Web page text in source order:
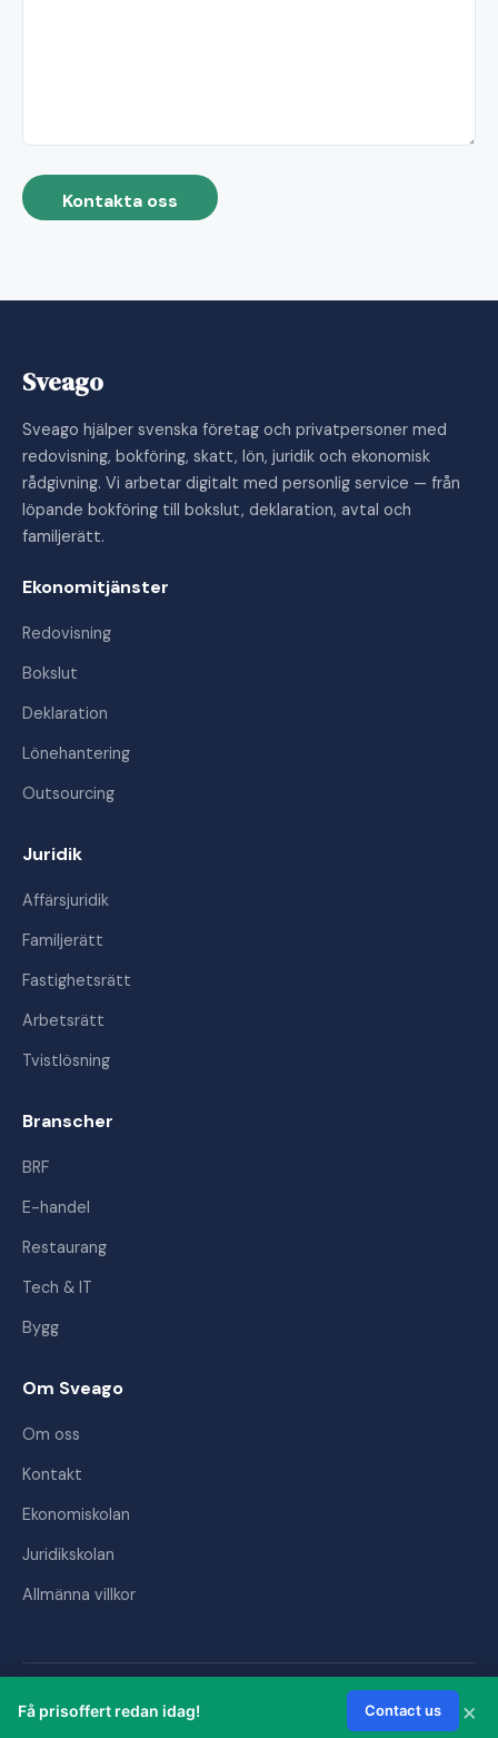
Kontakta oss
Sveago
Sveago hjälper svenska företag och privatpersoner med
redovisning, bokföring, skatt, lön, juridik och ekonomisk
rådgivning. Vi arbetar digitalt med personlig service — från
löpande bokföring till bokslut, deklaration, avtal och
familjerätt.
Ekonomitjänster
Redovisning
Bokslut
Deklaration
Lönehantering
Outsourcing
Juridik
Affärsjuridik
Familjerätt
Fastighetsrätt
Arbetsrätt
Tvistlösning
Branscher
BRF
E-handel
Restaurang
Tech & IT
Bygg
Om Sveago
Om oss
Kontakt
Ekonomiskolan
Juridikskolan
Allmänna villkor
© 2026 Sveago AB. Alla rättigheter förbehållna.
Få prisoffert redan idag! Contact us ×